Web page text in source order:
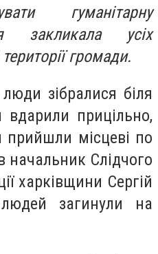
гуманітарну
закликала усіх
громади.
зібралися біля
вдарили прицільно,
місцеві по
начальник Слідчого
харківщини Сергій
загинули на